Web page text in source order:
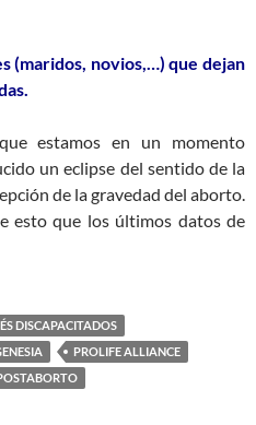
(maridos, novios,…) que dejan
estamos en un momento
un eclipse del sentido de la
de la gravedad del aborto.
esto que los últimos datos de
DISCAPACITADOS
PROLIFE ALLIANCE